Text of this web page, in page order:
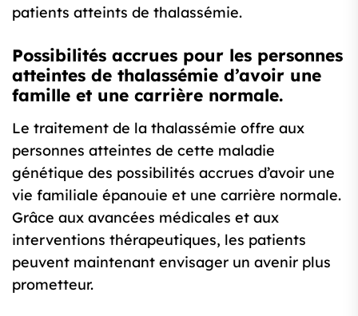
patients atteints de thalassémie.
Possibilités accrues pour les personnes
atteintes de thalassémie d’avoir une
famille et une carrière normale.
Le traitement de la thalassémie offre aux
personnes atteintes de cette maladie
génétique des possibilités accrues d’avoir une
vie familiale épanouie et une carrière normale.
Grâce aux avancées médicales et aux
interventions thérapeutiques, les patients
peuvent maintenant envisager un avenir plus
prometteur.